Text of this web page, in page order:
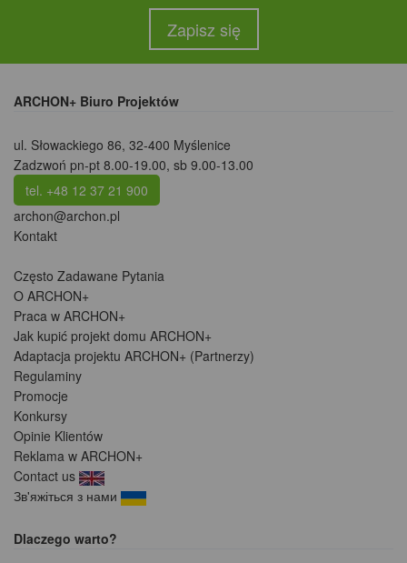
Zapisz się
ARCHON+ Biuro Projektów
ul. Słowackiego 86, 32-400 Myślenice
Zadzwoń pn-pt 8.00-19.00, sb 9.00-13.00
tel. +48 12 37 21 900
archon@archon.pl
Kontakt
Często Zadawane Pytania
O ARCHON+
Praca w ARCHON+
Jak kupić projekt domu ARCHON+
Adaptacja projektu ARCHON+ (Partnerzy)
Regulaminy
Promocje
Konkursy
Opinie Klientów
Reklama w ARCHON+
Contact us
Зв'яжіться з нами
Dlaczego warto?